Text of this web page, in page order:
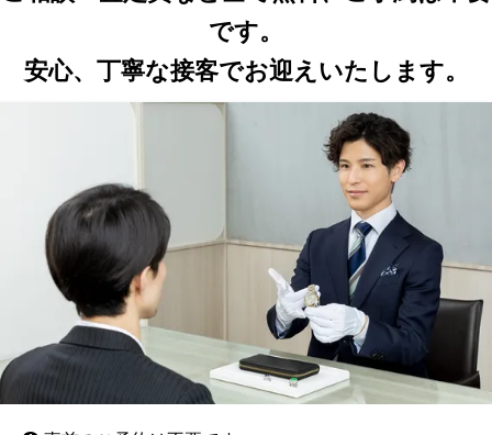
です。
安心、丁寧な接客でお迎えいたします。